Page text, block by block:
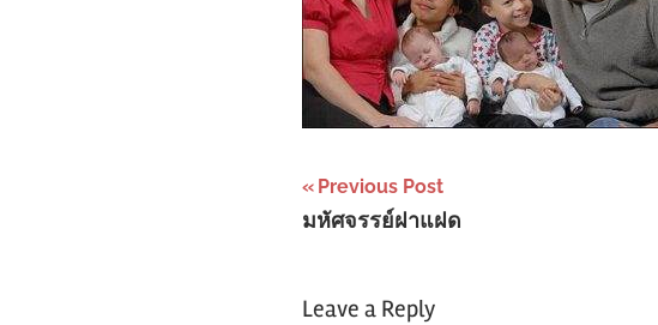
Post
navigation
Previous Post
มหัศจรรย์ฝาแฝด
Leave a Reply